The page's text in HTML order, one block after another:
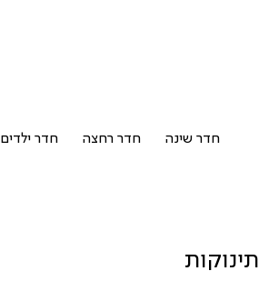
חדר שינה חדר רחצה חדר ילדים
תינוקות